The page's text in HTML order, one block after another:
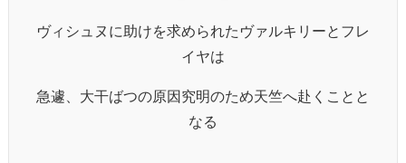
ヴィシュヌに助けを求められたヴァルキリーとフレ
イヤは
急遽、大干ばつの原因究明のため天竺へ赴くことと
なる